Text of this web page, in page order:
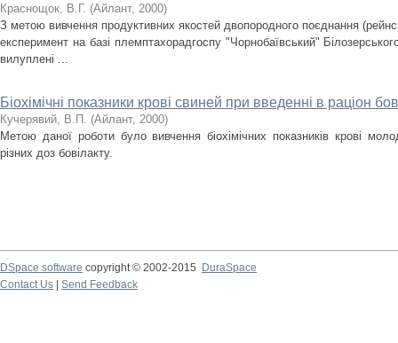
Краснощок, В.Г. (Айлант, 2000)
З метою вивчення продуктивних якостей двопородного поєднання
експеримент на базі племптахорадгоспу "Чорнобаївський"
вилуплені ...
Біохімічні показники крові свиней при введенні в раціон
Кучерявий, В.П. (Айлант, 2000)
Метою даної роботи було вивчення біохімічних показників крові
різних доз бовілакту.
DSpace software copyright © 2002-2015
DuraSpace
Contact Us
Send Feedback